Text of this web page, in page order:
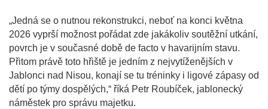
„Jedná se o nutnou rekonstrukci, neboť na konci května
2026 vyprší možnost pořádat zde jakákoliv soutěžní utkání,
povrch je v současné době de facto v havarijním stavu.
Přitom právě toto hřiště je jedním z nejvytíženějších v
Jablonci nad Nisou, konají se tu tréninky i ligové zápasy od
dětí po týmy dospělých,“ říká Petr Roubíček, jablonecký
náměstek pro správu majetku.